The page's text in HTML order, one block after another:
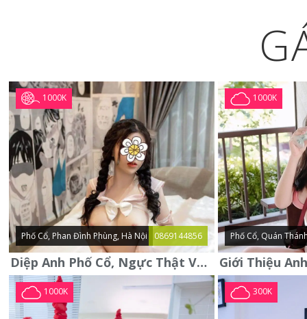
1000K
Phố Cổ, Phan Đình Phùng, Hà Nội 0869144856
Diệp Anh Phố Cổ, Ngực Thật Vú To Thơm Tho Quyến Rũ
1000K
Phố Cổ, Quán
1000K 300K